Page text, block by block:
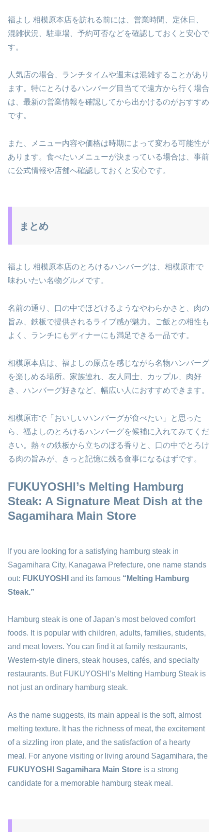
福よし 相模原本店を訪れる前には、営業時間、定休日、
混雑状況、駐車場、予約可否などを確認しておくと安心で
す。
人気店の場合、ランチタイムや週末は混雑することがあり
ます。特にとろけるハンバーグ目当てで遠方から行く場合
は、最新の営業情報を確認してから出かけるのがおすすめ
です。
また、メニュー内容や価格は時期によって変わる可能性が
あります。食べたいメニューが決まっている場合は、事前
に公式情報や店舗へ確認しておくと安心です。
まとめ
福よし 相模原本店のとろけるハンバーグは、相模原市で
味わいたい名物グルメです。
名前の通り、口の中でほどけるようなやわらかさと、肉の
旨み、鉄板で提供されるライブ感が魅力。ご飯との相性も
よく、ランチにもディナーにも満足できる一品です。
相模原本店は、福よしの原点を感じながら名物ハンバーグ
を楽しめる場所。家族連れ、友人同士、カップル、肉好
き、ハンバーグ好きなど、幅広い人におすすめできます。
相模原市で「おいしいハンバーグが食べたい」と思った
ら、福よしのとろけるハンバーグを候補に入れてみてくだ
さい。熱々の鉄板から立ちのぼる香りと、口の中でとろけ
る肉の旨みが、きっと記憶に残る食事になるはずです。
FUKUYOSHI’s Melting Hamburg
Steak: A Signature Meat Dish at the
Sagamihara Main Store
If you are looking for a satisfying hamburg steak in
Sagamihara City, Kanagawa Prefecture, one name stands
out: FUKUYOSHI and its famous “Melting Hamburg
Steak.”
Hamburg steak is one of Japan’s most beloved comfort
foods. It is popular with children, adults, families, students,
and meat lovers. You can find it at family restaurants,
Western-style diners, steak houses, cafés, and specialty
restaurants. But FUKUYOSHI’s Melting Hamburg Steak is
not just an ordinary hamburg steak.
As the name suggests, its main appeal is the soft, almost
melting texture. It has the richness of meat, the excitement
of a sizzling iron plate, and the satisfaction of a hearty
meal. For anyone visiting or living around Sagamihara, the
FUKUYOSHI Sagamihara Main Store is a strong
candidate for a memorable hamburg steak meal.